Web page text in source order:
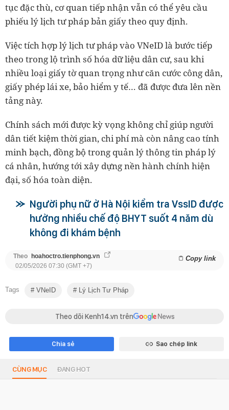
tục đặc thù, cơ quan tiếp nhận vẫn có thể yêu cầu
phiếu lý lịch tư pháp bản giấy theo quy định.
Việc tích hợp lý lịch tư pháp vào VNeID là bước tiếp
theo trong lộ trình số hóa dữ liệu dân cư, sau khi
nhiều loại giấy tờ quan trọng như căn cước công dân,
giấy phép lái xe, bảo hiểm y tế… đã được đưa lên nền
tảng này.
Chính sách mới được kỳ vọng không chỉ giúp người
dân tiết kiệm thời gian, chi phí mà còn nâng cao tính
minh bạch, đồng bộ trong quản lý thông tin pháp lý
cá nhân, hướng tới xây dựng nền hành chính hiện
đại, số hóa toàn diện.
Người phụ nữ ở Hà Nội kiểm tra VssID được
hưởng nhiều chế độ BHYT suốt 4 năm dù
không đi khám bệnh
Theo hoahoctro.tienphong.vn Copy link
02/05/2026 07:30 (GMT +7)
Tags VNeID Lý Lịch Tư Pháp
Theo dõi Kenh14.vn trên
Chia sẻ Sao chép link
CÙNG MỤC ĐANG HOT